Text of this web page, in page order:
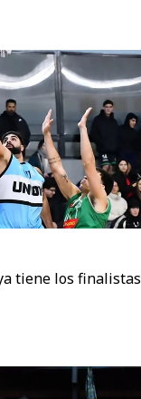
tiene los finalistas